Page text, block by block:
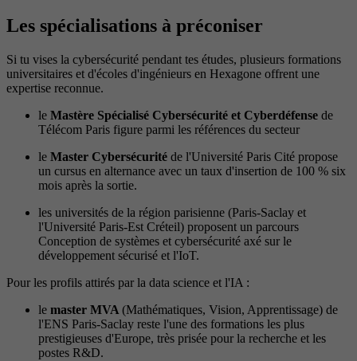
Les spécialisations à préconiser
Si tu vises la cybersécurité pendant tes études, plusieurs formations
universitaires et d'écoles d'ingénieurs en Hexagone offrent une
expertise reconnue.
le Mastère Spécialisé Cybersécurité et Cyberdéfense de
Télécom Paris figure parmi les références du secteur
le Master Cybersécurité de l'Université Paris Cité propose
un cursus en alternance avec un taux d'insertion de 100 % six
mois après la sortie.
les universités de la région parisienne (Paris-Saclay et
l'Université Paris-Est Créteil) proposent un parcours
Conception de systèmes et cybersécurité axé sur le
développement sécurisé et l'IoT.
Pour les profils attirés par la data science et l'IA :
le master MVA (Mathématiques, Vision, Apprentissage) de
l'ENS Paris-Saclay reste l'une des formations les plus
prestigieuses d'Europe, très prisée pour la recherche et les
postes R&D.